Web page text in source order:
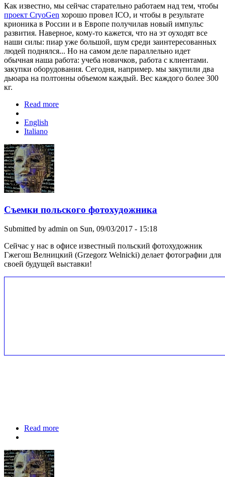
Как известно, мы сейчас старательно работаем над тем, чтобы
проект CryoGen хорошо провел ICO, и чтобы в результате
крионика в России и в Европе получилав новый импульс
развития. Наверное, кому-то кажется, что на эт оуходят все
наши силы: пиар уже большой, шум среди заинтересованных
людей поднялся... Но на самом деле параллельно идет
обычная наша работа: учеба новичков, работа с клиентами.
закупки оборудования. Сегодня, например. мы закупили два
дьюара на полтонны объемом каждый. Вес каждого более 300
кг.
Read more
English
Italiano
Съемки польского фотохудожника
Submitted by admin on Sun, 09/03/2017 - 15:18
Сейчас у нас в офисе известный польский фотохудожник
Гжегош Велницкий (Grzegorz Welnicki) делает фотографии для
своей будущей выставки!
Read more